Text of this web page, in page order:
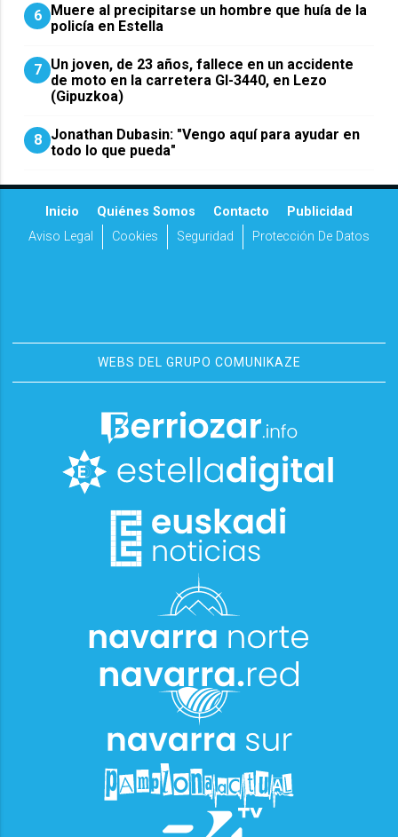
6 Muere al precipitarse un hombre que huía de la
policía en Estella
7 Un joven, de 23 años, fallece en un accidente
de moto en la carretera GI-3440, en Lezo
(Gipuzkoa)
8 Jonathan Dubasin: "Vengo aquí para ayudar en
todo lo que pueda"
Inicio Quiénes Somos Contacto
Publicidad
Aviso Legal
Cookies Seguridad Protección De Datos
WEBS DEL GRUPO COMUNIKAZE